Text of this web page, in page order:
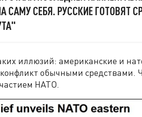
САМУ СЕБЯ. РУССКИЕ ГОТОВЯТ
иллюзий: американские и
обычными средствами.
НАТО.